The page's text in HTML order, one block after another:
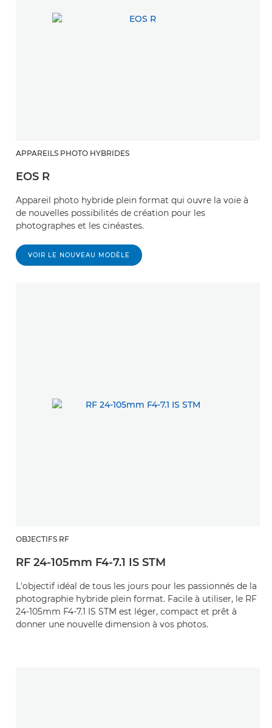
APPAREILS PHOTO HYBRIDES
EOS R
Appareil photo hybride plein format qui ouvre la voie à
de nouvelles possibilités de création pour les
photographes et les cinéastes.
VOIR LE NOUVEAU MODÈLE
OBJECTIFS RF
RF 24-105mm F4-7.1 IS STM
L'objectif idéal de tous les jours pour les passionnés de la
photographie hybride plein format. Facile à utiliser, le RF
24-105mm F4-7.1 IS STM est léger, compact et prêt à
donner une nouvelle dimension à vos photos.